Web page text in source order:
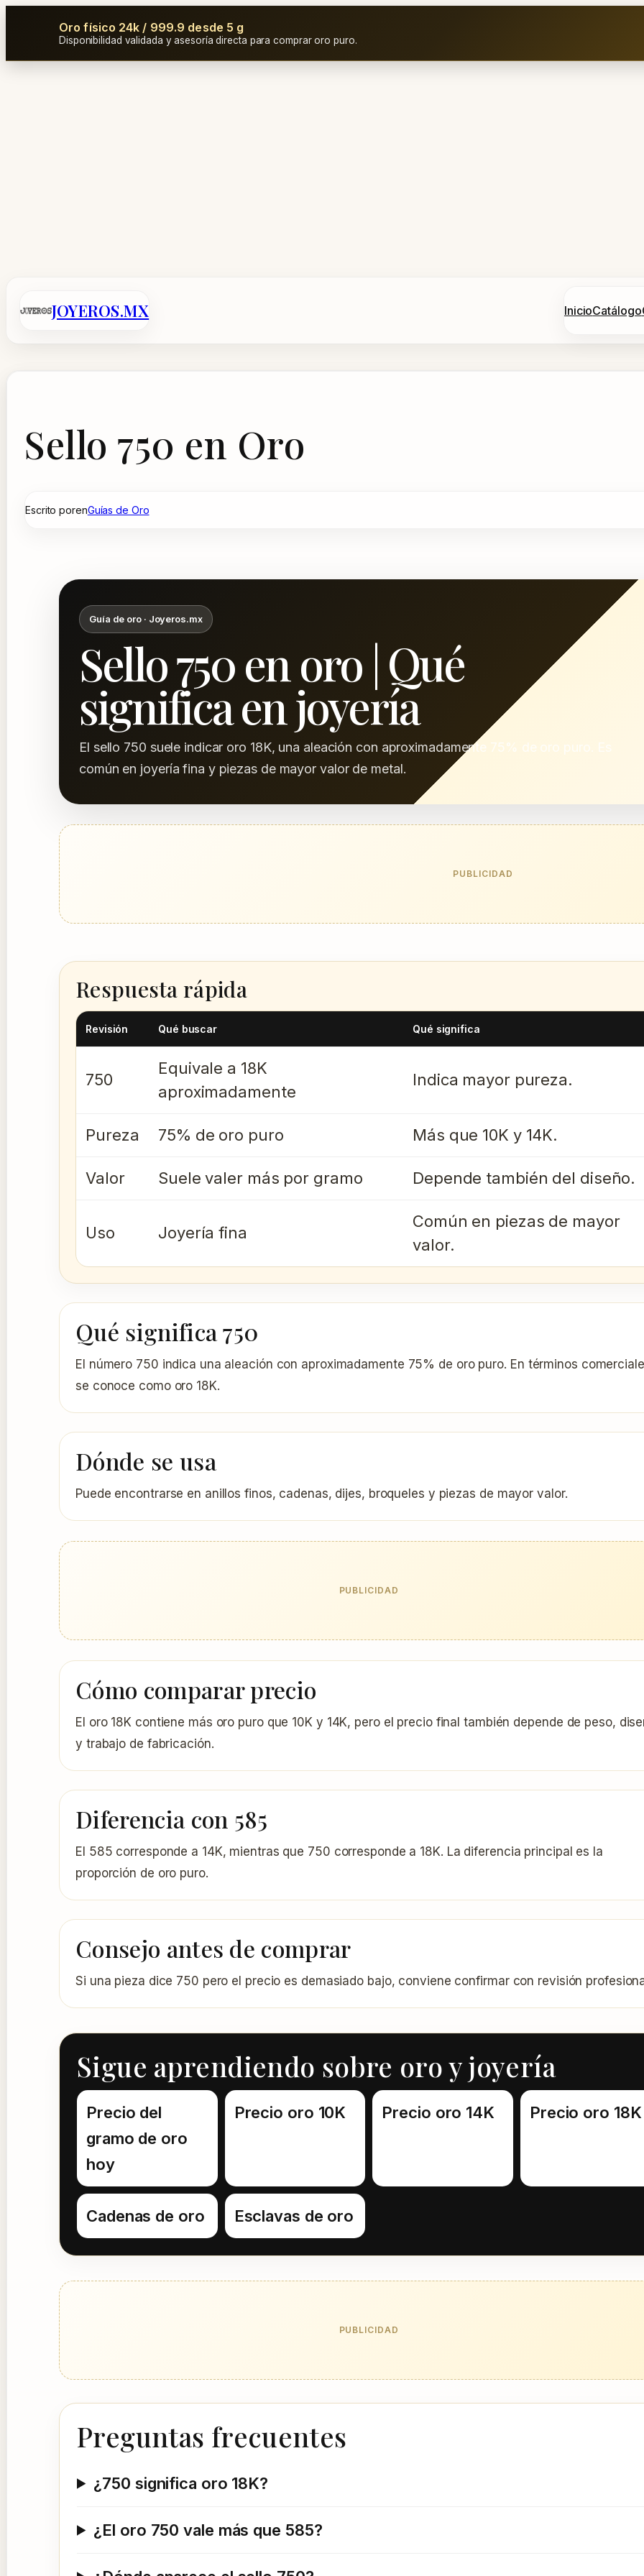
Oro físico 24k / 999.9 desde 5 g
Disponibilidad validada y asesoría directa para comprar oro puro.
JOYEROS.MX InicioCatálogo
Sello 750 en Oro
Escrito porenGuías de Oro
Guía de oro · Joyeros.mx
Sello 750 en oro | Qué
significa en joyería
El sello 750 suele indicar oro 18K, una aleación con aproximadamente 75% de oro puro. Es
común en joyería fina y piezas de mayor valor de metal.
PUBLICIDAD
Respuesta rápida
Revisión Qué buscar Qué significa
750
Equivale a 18K
aproximadamente
Indica mayor pureza.
Pureza 75% de oro puro Más que 10K y 14K.
Valor Suele valer más por gramo Depende también del diseño.
Uso Joyería fina
Común en piezas de mayor
valor.
Qué significa 750
El número 750 indica una aleación con aproximadamente 75% de oro puro. En términos
se conoce como oro 18K.
Dónde se usa
Puede encontrarse en anillos finos, cadenas, dijes, broqueles y piezas de mayor valor.
PUBLICIDAD
Cómo comparar precio
El oro 18K contiene más oro puro que 10K y 14K, pero el precio final también depende de peso,
y trabajo de fabricación.
Diferencia con 585
El 585 corresponde a 14K, mientras que 750 corresponde a 18K. La diferencia principal es la
proporción de oro puro.
Consejo antes de comprar
Si una pieza dice 750 pero el precio es demasiado bajo, conviene confirmar con revisión
Sigue aprendiendo sobre oro y joyería
Precio del
gramo de oro
hoy
Precio oro 10K Precio oro 14K Precio oro 18K
Cadenas de oro Esclavas de oro
PUBLICIDAD
Preguntas frecuentes
¿750 significa oro 18K?
¿El oro 750 vale más que 585?